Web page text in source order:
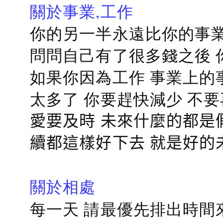
關於事業,工作
你的另一半永遠比你的事
問問自己有了很多錢之後
如果你因為工作 事業上
太多了 你要趕快減少 不
愛要及時 未來什麼的都
續都這樣好下去 就是好的
關於相處
每一天 請最優先排出時